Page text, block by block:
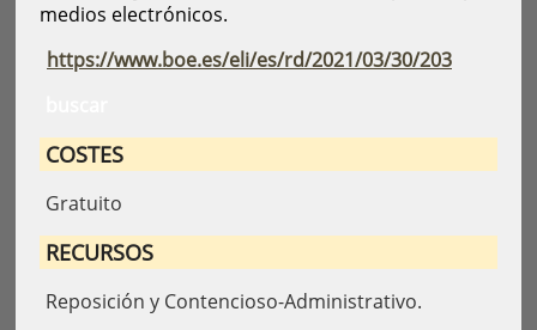
medios electrónicos.
https://www.boe.es/eli/es/rd/2021/03/30/203
COSTES
Gratuito
RECURSOS
Reposición y Contencioso-Administrativo.